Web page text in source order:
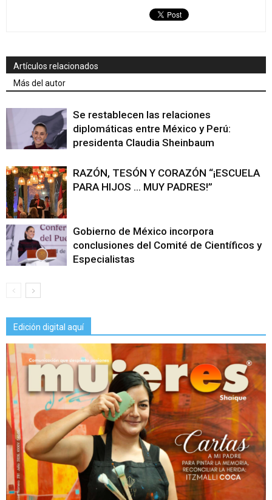
Artículos relacionados
Más del autor
Se restablecen las relaciones
diplomáticas entre México y Perú:
presidenta Claudia Sheinbaum
RAZÓN, TESÓN Y CORAZÓN “¡ESCUELA
PARA HIJOS … MUY PADRES!”
Gobierno de México incorpora
conclusiones del Comité de Científicos y
Especialistas
Edición digital aquí